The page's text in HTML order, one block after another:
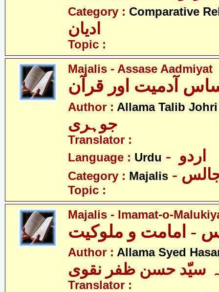
Category : Comparative
ادیان
Topic :
Majalis - Assase Aadmiyat
Author : Allama Talib Johri
جوہری
Translator :
Language : Urdu
Category : Majalis
Topic :
Majalis - Imamat-o-
Author : Allama Syed
سیّد حسن ظفر نقوی
Translator :